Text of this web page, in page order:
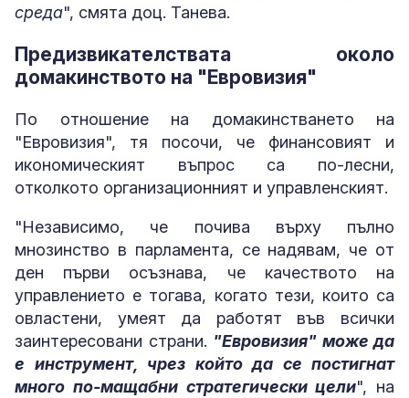
среда", смята доц. Танева.
Предизвикателствата около
домакинството на "Евровизия"
По отношение на домакинстването на
"Евровизия", тя посочи, че финансовият и
икономическият въпрос са по-лесни,
отколкото организационният и управленският.
"Независимо, че почива върху пълно
мнозинство в парламента, се надявам, че от
ден първи осъзнава, че качеството на
управлението е тогава, когато тези, които са
овластени, умеят да работят във всички
заинтересовани страни. "Евровизия" може да
е инструмент, чрез който да се постигнат
много по-мащабни стратегически цели", на